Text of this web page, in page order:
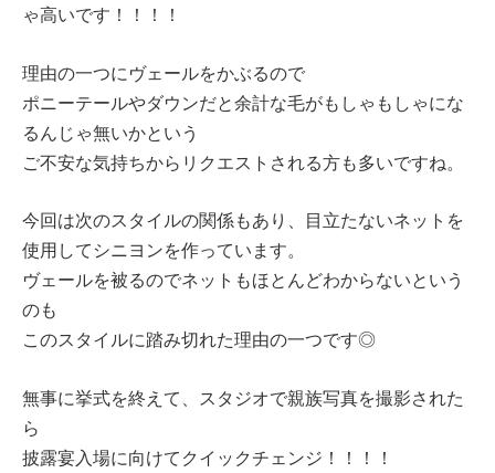
ゃ高いです！！！！
理由の一つにヴェールをかぶるので
ポニーテールやダウンだと余計な毛がもしゃもしゃにな
るんじゃ無いかという
ご不安な気持ちからリクエストされる方も多いですね。
今回は次のスタイルの関係もあり、目立たないネットを
使用してシニヨンを作っています。
ヴェールを被るのでネットもほとんどわからないという
のも
このスタイルに踏み切れた理由の一つです◎
無事に挙式を終えて、スタジオで親族写真を撮影された
ら
披露宴入場に向けてクイックチェンジ！！！！